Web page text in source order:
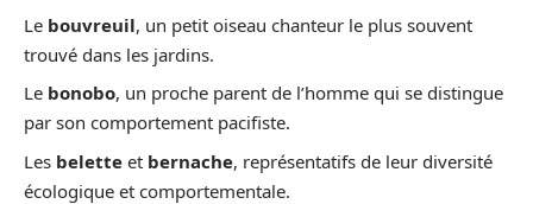
Le bouvreuil, un petit oiseau chanteur le plus souvent
trouvé dans les jardins.
Le bonobo, un proche parent de l’homme qui se distingue
par son comportement pacifiste.
Les belette et bernache, représentatifs de leur diversité
écologique et comportementale.